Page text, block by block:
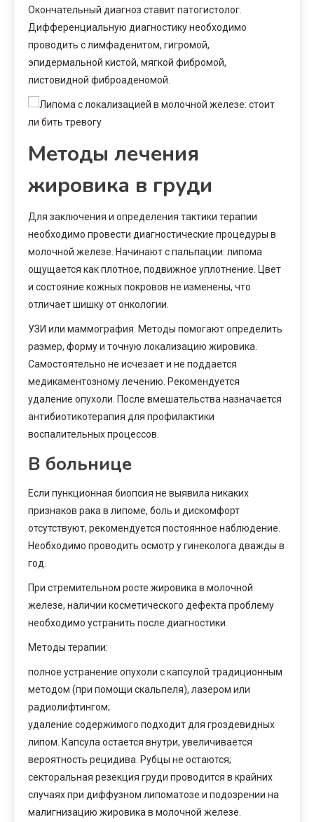
Окончательный диагноз ставит патогистолог.
Дифференциальную диагностику необходимо
проводить с лимфаденитом, гигромой,
эпидермальной кистой, мягкой фибромой,
листовидной фиброаденомой.
Методы лечения
жировика в груди
Для заключения и определения тактики терапии
необходимо провести диагностические процедуры в
молочной железе. Начинают с пальпации: липома
ощущается как плотное, подвижное уплотнение. Цвет
и состояние кожных покровов не изменены, что
отличает шишку от онкологии.
УЗИ или маммография. Методы помогают определить
размер, форму и точную локализацию жировика.
Самостоятельно не исчезает и не поддается
медикаментозному лечению. Рекомендуется
удаление опухоли. После вмешательства назначается
антибиотикотерапия для профилактики
воспалительных процессов.
В больнице
Если пункционная биопсия не выявила никаких
признаков рака в липоме, боль и дискомфорт
отсутствуют, рекомендуется постоянное наблюдение.
Необходимо проводить осмотр у гинеколога дважды в
год.
При стремительном росте жировика в молочной
железе, наличии косметического дефекта проблему
необходимо устранить после диагностики.
Методы терапии:
полное устранение опухоли с капсулой традиционным
методом (при помощи скальпеля), лазером или
радиолифтингом;
удаление содержимого подходит для гроздевидных
липом. Капсула остается внутри, увеличивается
вероятность рецидива. Рубцы не остаются;
секторальная резекция груди проводится в крайних
случаях при диффузном липоматозе и подозрении на
малигнизацию жировика в молочной железе.